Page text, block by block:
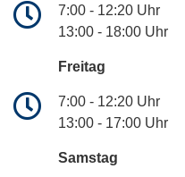
7:00 - 12:20 Uhr
13:00 - 18:00 Uhr
Freitag
7:00 - 12:20 Uhr
13:00 - 17:00 Uhr
Samstag